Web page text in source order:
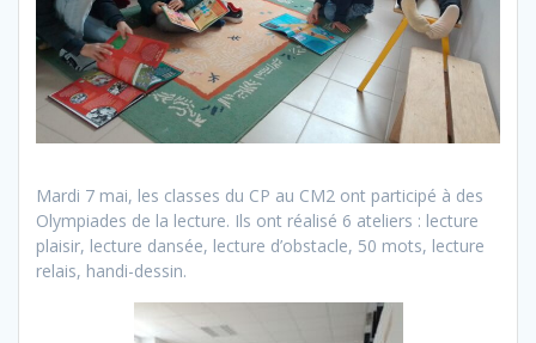
Mardi 7 mai, les classes du CP au CM2 ont participé à des
Olympiades de la lecture. Ils ont réalisé 6 ateliers : lecture
plaisir, lecture dansée, lecture d’obstacle, 50 mots, lecture
relais, handi-dessin.